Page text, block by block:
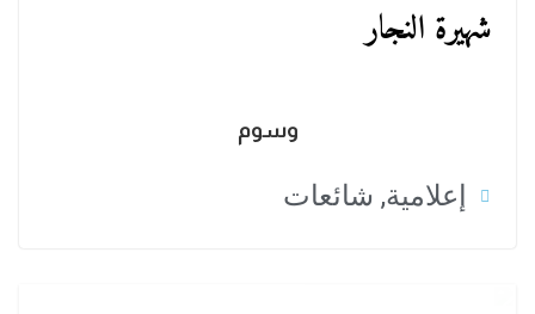
شهيرة النجار
وسوم
إعلامية, شائعات